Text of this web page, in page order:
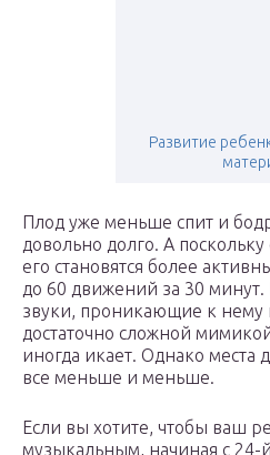
Развитие
Плод уже меньше спит и
довольно долго. А
его становятся более
до 60 движений за 30 минут.
звуки, проникающие к нему
достаточно сложной
иногда икает. Однако места
все меньше и меньше.
Если вы хотите, чтобы ваш
музыкальным, начиная с